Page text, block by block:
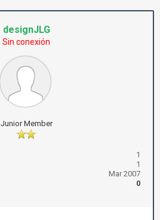
designJLG
Sin conexión
Junior Member
1
1
Mar 2007
0